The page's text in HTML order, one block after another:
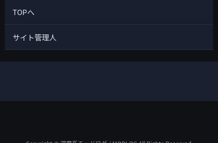
TOPへ
サイト管理人